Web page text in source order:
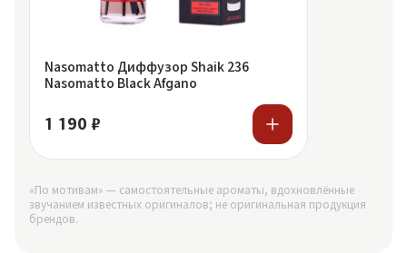
Nasomatto Диффузор Shaik 236
Nasomatto Black Afgano
1 190 ₽
«По мотивам» — самостоятельные ароматы, вдохновлённые
звучанием известных оригиналов; не оригинальная продукция
брендов.